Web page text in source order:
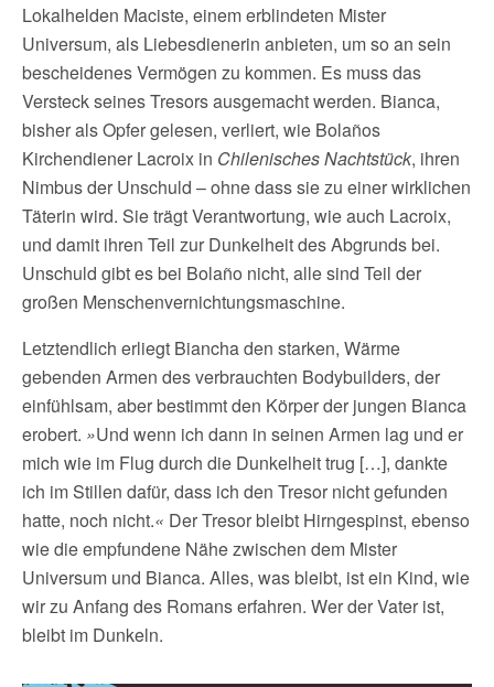
Lokalhelden Maciste, einem erblindeten Mister
Universum, als Liebesdienerin anbieten, um so an sein
bescheidenes Vermögen zu kommen. Es muss das
Versteck seines Tresors ausgemacht werden. Bianca,
bisher als Opfer gelesen, verliert, wie Bolaños
Kirchendiener Lacroix in Chilenisches Nachtstück, ihren
Nimbus der Unschuld – ohne dass sie zu einer wirklichen
Täterin wird. Sie trägt Verantwortung, wie auch Lacroix,
und damit ihren Teil zur Dunkelheit des Abgrunds bei.
Unschuld gibt es bei Bolaño nicht, alle sind Teil der
großen Menschenvernichtungsmaschine.
Letztendlich erliegt Biancha den starken, Wärme
gebenden Armen des verbrauchten Bodybuilders, der
einfühlsam, aber bestimmt den Körper der jungen Bianca
erobert. »Und wenn ich dann in seinen Armen lag und er
mich wie im Flug durch die Dunkelheit trug […], dankte
ich im Stillen dafür, dass ich den Tresor nicht gefunden
hatte, noch nicht.« Der Tresor bleibt Hirngespinst, ebenso
wie die empfundene Nähe zwischen dem Mister
Universum und Bianca. Alles, was bleibt, ist ein Kind, wie
wir zu Anfang des Romans erfahren. Wer der Vater ist,
bleibt im Dunkeln.